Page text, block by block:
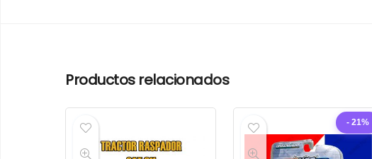
Productos relacionados
- 21%